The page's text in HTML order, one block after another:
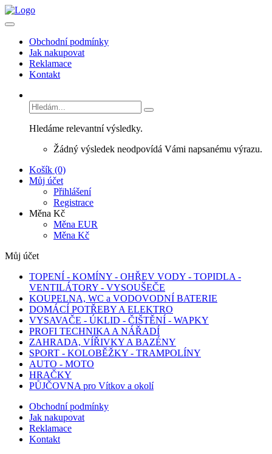
Obchodní podmínky
Jak nakupovat
Reklamace
Kontakt
Hledáme relevantní výsledky.
Žádný výsledek neodpovídá Vámi napsanému výrazu.
Košík (0)
Můj účet
Přihlášení
Registrace
Měna Kč
Měna EUR
Měna Kč
Můj účet
TOPENÍ - KOMÍNY - OHŘEV VODY - TOPIDLA -
VENTILÁTORY - VYSOUŠEČE
KOUPELNA, WC a VODOVODNÍ BATERIE
DOMÁCÍ POTŘEBY A ELEKTRO
VYSAVAČE - ÚKLID - ČIŠTĚNÍ - WAPKY
PROFI TECHNIKA A NÁŘADÍ
ZAHRADA, VÍŘIVKY A BAZÉNY
SPORT - KOLOBĚŽKY - TRAMPOLÍNY
AUTO - MOTO
HRAČKY
PŮJČOVNA pro Vítkov a okolí
Obchodní podmínky
Jak nakupovat
Reklamace
Kontakt